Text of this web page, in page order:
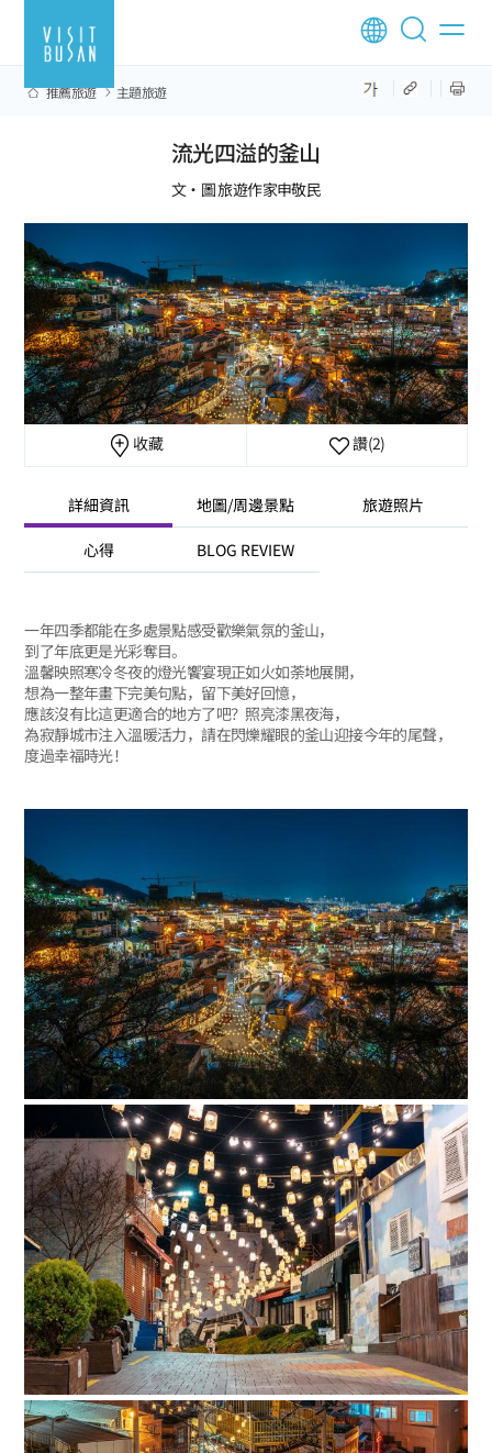
推薦旅遊 主題旅遊
流光四溢的釜山
文‧圖 旅遊作家申敬民
收藏 讚(2)
詳細資訊 地圖/周邊景點 旅遊照片
心得 BLOG REVIEW
一年四季都能在多處景點感受歡樂氣氛的釜山，
到了年底更是光彩奪目。
溫馨映照寒冷冬夜的燈光饗宴現正如火如荼地展開，
想為一整年畫下完美句點，留下美好回憶，
應該沒有比這更適合的地方了吧？照亮漆黑夜海，
為寂靜城市注入溫暖活力，請在閃爍耀眼的釜山迎接今年的尾聲，
度過幸福時光！